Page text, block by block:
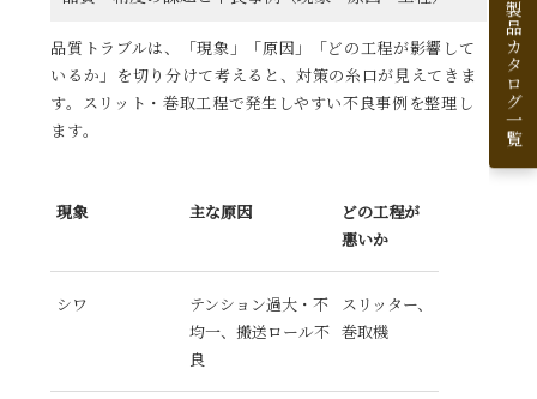
製品カタログ一覧
品質トラブルは、「現象」「原因」「どの工程が影響して
いるか」を切り分けて考えると、対策の糸口が見えてきま
す。スリット・巻取工程で発生しやすい不良事例を整理し
ます。
現象 主な原因
どの工程が
悪いか
シワ
テンション過大・不
均一、搬送ロール不
良
スリッター、
巻取機